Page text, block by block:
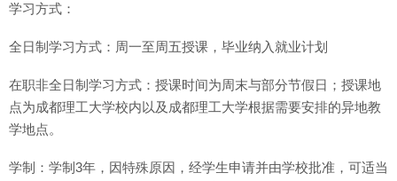
学习方式：
全日制学习方式：周一至周五授课，毕业纳入就业计划
在职非全日制学习方式：授课时间为周末与部分节假日；授课地
点为成都理工大学校内以及成都理工大学根据需要安排的异地教
学地点。
学制：学制3年，因特殊原因，经学生申请并由学校批准，可适当